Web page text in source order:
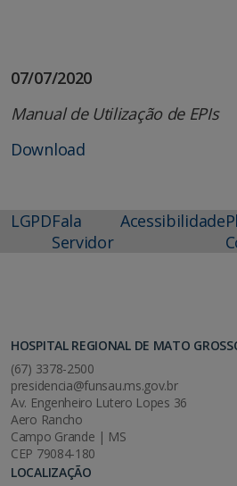
07/07/2020
Manual de Utilização de EPIs
Download
LGPDFala
Servidor
Acessibilidade
HOSPITAL REGIONAL DE MATO
(67) 3378-2500
presidencia@funsau.ms.gov.br
Av. Engenheiro Lutero Lopes 36
Aero Rancho
Campo Grande | MS
CEP 79084-180
LOCALIZAÇÃO